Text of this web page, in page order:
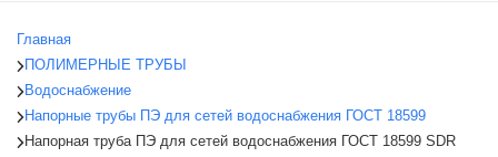
Главная
ПОЛИМЕРНЫЕ ТРУБЫ
Водоснабжение
Напорные трубы ПЭ для сетей водоснабжения ГОСТ 18599
Напорная труба ПЭ для сетей водоснабжения ГОСТ 18599 SDR